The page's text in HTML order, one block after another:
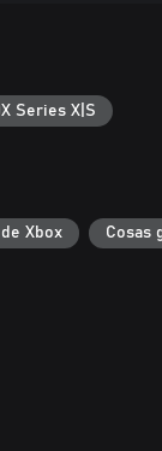
Series X|S
Xbox Cosas